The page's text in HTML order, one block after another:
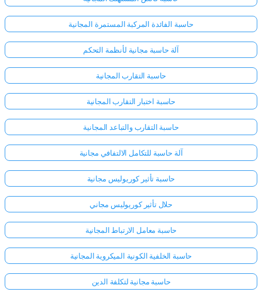
حاسبة الفائدة المركبة المستمرة المجانية
آلة حاسبة مجانية لأنظمة التحكم
حاسبة التقارب المجانية
حاسبة اختبار التقارب المجانية
حاسبة التقارب والتباعد المجانية
آلة حاسبة للتكامل الالتفافي مجانية
حاسبة تأثير كوريوليس مجانية
حلال تأثير كوريوليس مجاني
حاسبة معامل الارتباط المجانية
حاسبة الخلفية الكونية الميكروية المجانية
حاسبة مجانية لتكلفة الدين